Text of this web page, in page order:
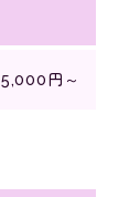
5,000円～